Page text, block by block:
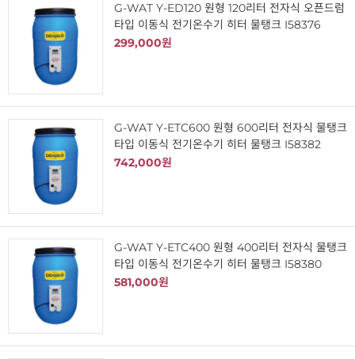
G-WAT Y-ED120 원형 120리터 전자식 오픈드럼
타입 이동식 전기온수기 히터 물탱크 I58376
299,000원
G-WAT Y-ETC600 원형 600리터 전자식 물탱크
타입 이동식 전기온수기 히터 물탱크 I58382
742,000원
G-WAT Y-ETC400 원형 400리터 전자식 물탱크
타입 이동식 전기온수기 히터 물탱크 I58380
581,000원